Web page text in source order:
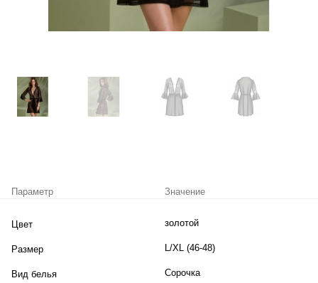
Параметр Значение
Цвет золотой
Размер L/XL (46-48)
Вид белья Сорочка